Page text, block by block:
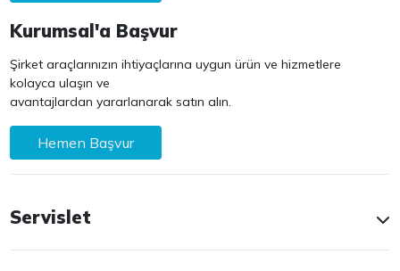
Kurumsal'a Başvur
Şirket araçlarınızın ihtiyaçlarına uygun ürün ve hizmetlere
kolayca ulaşın ve
avantajlardan yararlanarak satın alın.
Hemen Başvur
Servislet